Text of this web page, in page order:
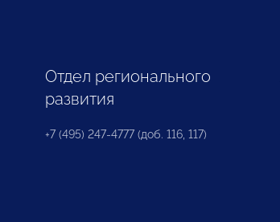
Отдел регионального
развития
+7 (495) 247-4777 (доб. 116, 117)